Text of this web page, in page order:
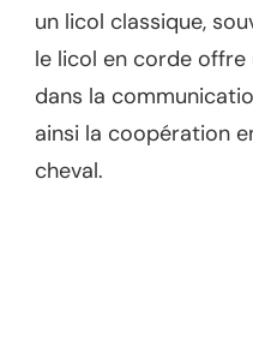
un licol classique,
le licol en corde
dans la
ainsi la coopération
cheval.